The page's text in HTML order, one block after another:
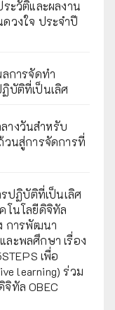
ะวัติและผลงาน
วงใจ ประจำปี
การจัดทำ
บัติที่เป็นเลิศ
างวันสำหรับ
นสู่การจัดการที่
รปฏิบัติที่เป็นเลิศ
โนโลยีดิจิทัล
การพัฒนา
ะพลศึกษา เรื่อง
เพื่อ
learning) ร่วม
ทัล OBEC